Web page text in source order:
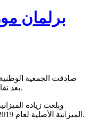
برلمان
بعد نقاش مشروع القانون الخاص بهذه الميزانية.
الميزانية الأصلية لعام 2019 لتصل إلى أزيد من 55 مليار أوقية جديدة.